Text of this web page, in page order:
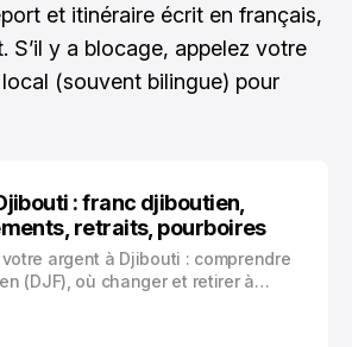
et itinéraire écrit en français,
S’il y a blocage, appelez votre
(souvent bilingue) pour
: franc djiboutien,
retraits, pourboires
argent à Djibouti : comprendre
(DJF), où changer et retirer à
Tadjourah, îles Moucha), usages